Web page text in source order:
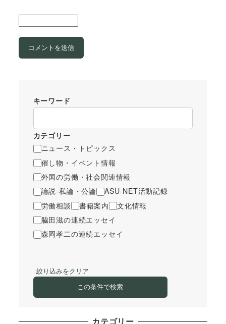
キーワード
カテゴリー
ニュース・トピックス
催し物・イベント情報
外国の労働・社会関連情報
論説-私論・公論
ASU-NET活動記録
労働相談
書籍案内
文化情報
脇田滋の連続エッセイ
森岡孝二の連続エッセイ
絞り込みをクリア
この条件で検索
カテゴリー